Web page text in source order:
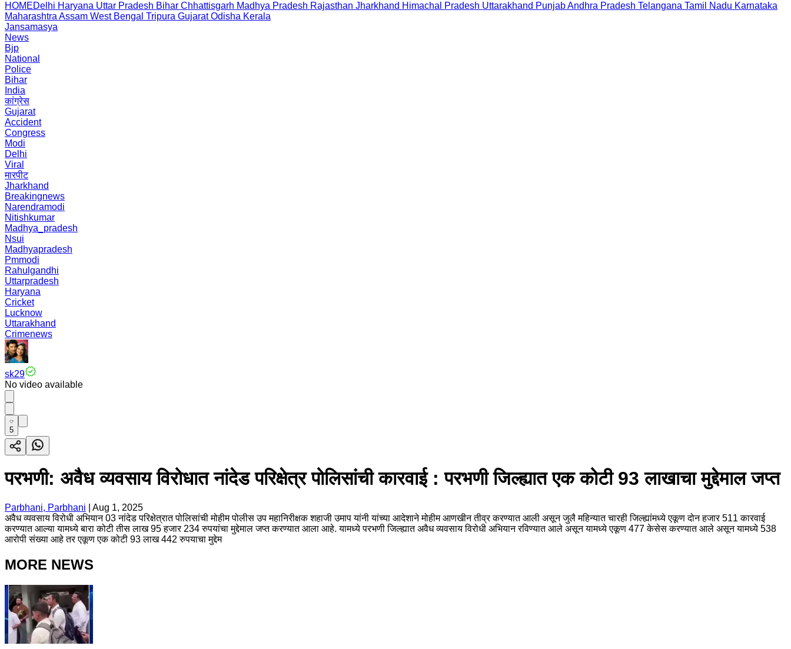
HOMEDelhi Haryana Uttar Pradesh Bihar Chhattisgarh Madhya Pradesh Rajasthan Jharkhand Himachal Pradesh Uttarakhand PunjabAndhra Pradesh Telangana Tamil Nadu Karnataka
Maharashtra Assam West Bengal Tripura Gujarat Odisha Kerala
Jansamasya
News
Bjp
National
Police
Bihar
India
कांग्रेस
Gujarat
Accident
Congress
Modi
Delhi
Viral
मारपीट
Jharkhand
Breakingnews
Narendramodi
Nitishkumar
Madhya_pradesh
Nsui
Madhyapradesh
Pmmodi
Rahulgandhi
Uttarpradesh
Haryana
Cricket
Lucknow
Uttarakhand
Crimenews
sk29
No video available
5
परभणी: अवैध व्यवसाय विरोधात नांदेड परिक्षेत्र पोलिसांची कारवाई : परभणी जिल्ह्यात एक कोटी 93 लाखाचा मुद्देमाल जप्त
Parbhani, Parbhani
Aug 1, 2025
अवैध व्यवसाय विरोधी अभियान 03 नांदेड परिक्षेत्रात पोलिसांची मोहीम पोलीस उप महानिरीक्षक शहाजी उमाप यांनी यांच्या आदेशाने मोहीम आणखीन तीव्र करण्यात आली असून जुलै महिन्यात चारही जिल्ह्यांमध्ये एकूण दोन हजार 511 कारवाई
करण्यात आल्या यामध्ये बारा कोटी तीस लाख 95 हजार 234 रुपयांचा मुद्देमाल जप्त करण्यात आला आहे. यामध्ये परभणी जिल्ह्यात अवैध व्यवसाय विरोधी अभियान रविण्यात आले असून यामध्ये एकूण 477 केसेस करण्यात आले असून यामध्ये 538
आरोपी संख्या आहे तर एकूण एक कोटी 93 लाख 442 रुपयाचा मुद्देम
MORE NEWS